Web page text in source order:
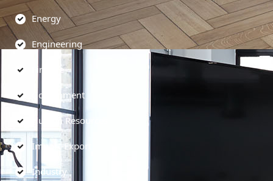
Energy
Engineering
Finance
Government
Human Resources
Import-Export
Industry